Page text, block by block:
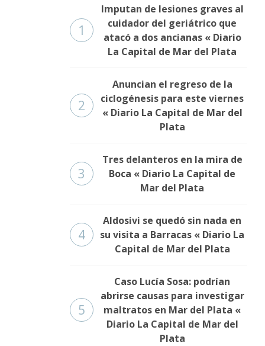
1
Imputan de lesiones graves al
cuidador del geriátrico que
atacó a dos ancianas « Diario
La Capital de Mar del Plata
2
Anuncian el regreso de la
ciclogénesis para este viernes
« Diario La Capital de Mar del
Plata
3
Tres delanteros en la mira de
Boca « Diario La Capital de
Mar del Plata
4
Aldosivi se quedó sin nada en
su visita a Barracas « Diario La
Capital de Mar del Plata
5
Caso Lucía Sosa: podrían
abrirse causas para investigar
maltratos en Mar del Plata «
Diario La Capital de Mar del
Plata